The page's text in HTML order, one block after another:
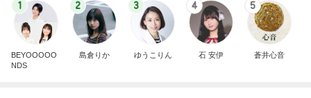
1
BEYOOOOO
NDS
2
島倉りか
3
ゆうこりん
4
石 安伊
5
蒼井心音